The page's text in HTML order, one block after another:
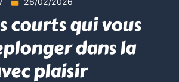
courts qui vous
dans la
plaisir